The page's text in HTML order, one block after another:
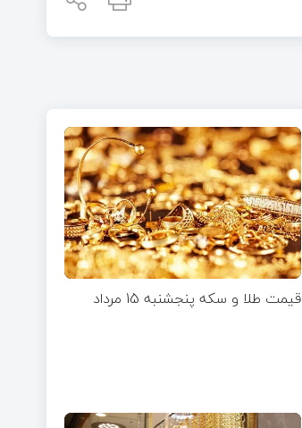
قیمت طلا و سکه پنجشنبه 15 مرداد